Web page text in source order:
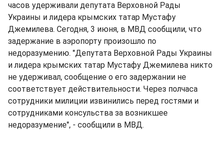
часов удерживали депутата Верховной Рады
Украины и лидера крымских татар Мустафу
Джемилева. Сегодня, 3 июня, в МВД сообщили, что
задержание в аэропорту произошло по
недоразумению. "Депутата Верховной Рады Украины
и лидера крымских татар Мустафу Джемилева никто
не удерживал, сообщение о его задержании не
соответствует действительности. Через полчаса
сотрудники милиции извинились перед гостями и
сотрудниками консульства за возникшее
недоразумение", - сообщили в МВД.